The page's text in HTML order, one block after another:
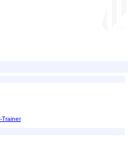
Trainer